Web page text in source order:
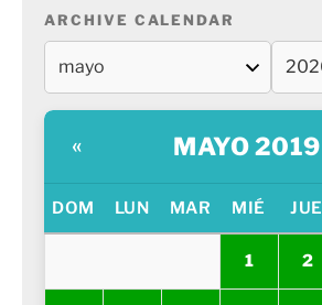
ARCHIVE CALENDAR
« MAYO 2019
DOM LUN MAR MIÉ JUE
1 2